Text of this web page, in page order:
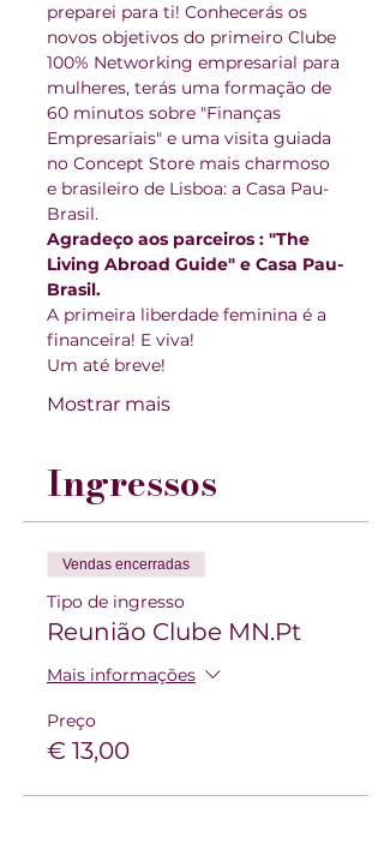
preparei para ti! Conhecerás os
novos objetivos do primeiro Clube
100% Networking empresarial para
mulheres, terás uma formação de
60 minutos sobre "Finanças
Empresariais" e uma visita guiada
no Concept Store mais charmoso
e brasileiro de Lisboa: a Casa Pau-
Brasil.
Agradeço aos parceiros : "The
Living Abroad Guide" e Casa Pau-
Brasil.
A primeira liberdade feminina é a
financeira! E viva!
Um até breve!
Mostrar mais
Ingressos
Vendas encerradas
Tipo de ingresso
Reunião Clube MN.Pt
Mais informações
Preço
€ 13,00